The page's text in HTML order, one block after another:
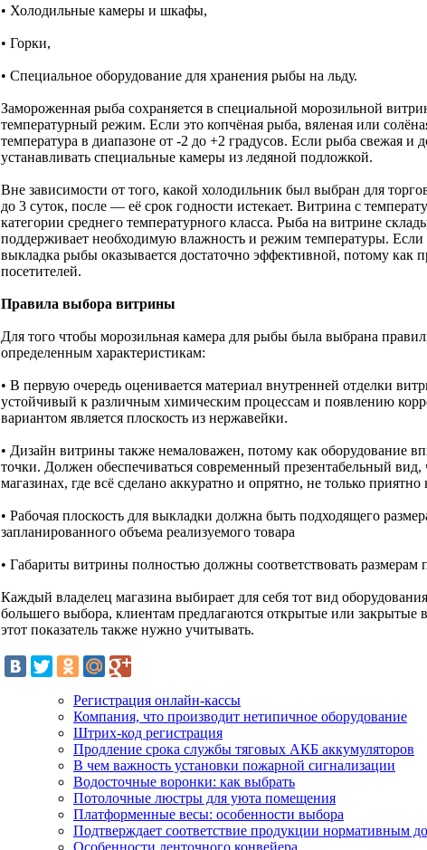
• Холодильные камеры и шкафы,
• Горки,
• Специальное оборудование для хранения рыбы на льду.
Замороженная рыба сохраняется в специальной морозильной
температурный режим. Если это копчёная рыба, вяленая или
температура в диапазоне от -2 до +2 градусов. Если рыба свежая
устанавливать специальные камеры из ледяной подложкой.
Вне зависимости от того, какой холодильник был выбран для
до 3 суток, после — её срок годности истекает. Витрина с
категории среднего температурного класса. Рыба на витрине
поддерживает необходимую влажность и режим температуры. Если
выкладка рыбы оказывается достаточно эффективной, потому как
посетителей.
Правила выбора витрины
Для того чтобы морозильная камера для рыбы была выбрана
определенным характеристикам:
• В первую очередь оценивается материал внутренней отделки
устойчивый к различным химическим процессам и появлению
вариантом является плоскость из нержавейки.
• Дизайн витрины также немаловажен, потому как оборудование
точки. Должен обеспечиваться современный презентабельный
магазинах, где всё сделано аккуратно и опрятно, не только
• Рабочая плоскость для выкладки должна быть подходящего
запланированного объема реализуемого товара
• Габариты витрины полностью должны соответствовать размерам
Каждый владелец магазина выбирает для себя тот вид
большего выбора, клиентам предлагаются открытые или
этот показатель также нужно учитывать.
Регистрация онлайн-кассы
Компания, что производит нетипичное оборудование
Штрих-код регистрация
Продление срока службы тяговых АКБ аккумуляторов
В чем важность установки пожарной сигнализации
Водосточные воронки: как выбрать
Потолочные люстры для уюта помещения
Платформенные весы: особенности выбора
Подтверждает соответствие продукции нормативным
Особенности ленточного конвейера